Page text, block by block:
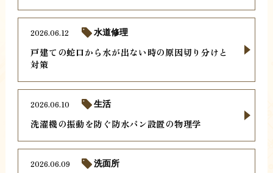
戸建ての蛇口から水が出ない時の原因切り分けと
対策
2026.06.12 水道修理
洗濯機の振動を防ぐ防水パン設置の物理学
2026.06.10 生活
2026.06.09 洗面所